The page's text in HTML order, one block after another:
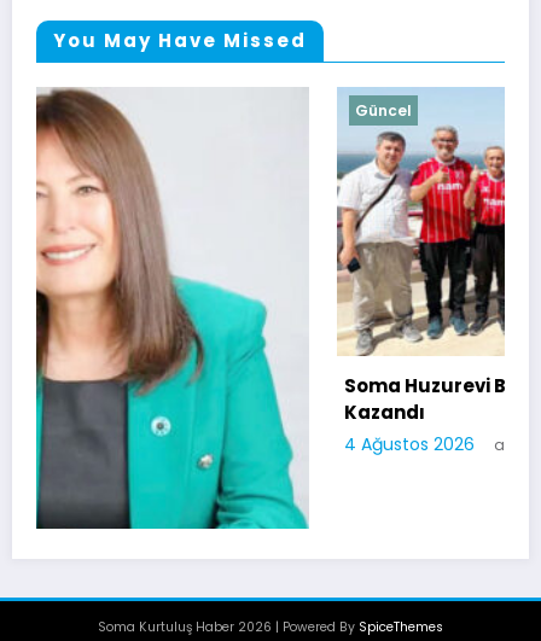
You May Have Missed
Güncel
Soma Huzurevi Bocce Turnuvasında Dostluk
Kazandı
4 Ağustos 2026 admin